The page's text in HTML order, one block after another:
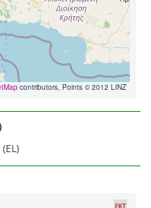
contributors, Points © 2012 LINZ